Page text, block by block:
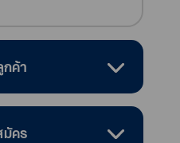
ค้า
มัคร